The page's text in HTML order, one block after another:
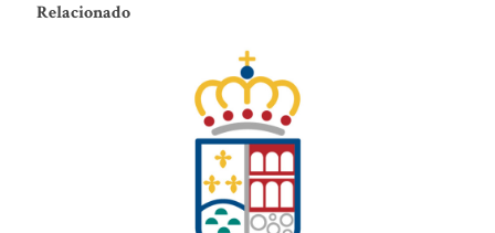
Relacionado